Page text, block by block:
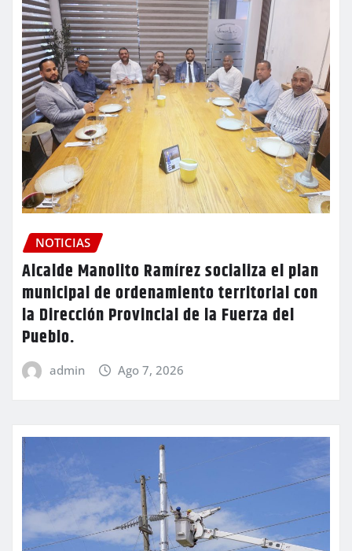
NOTICIAS
Alcalde Manolito Ramírez socializa el plan
municipal de ordenamiento territorial con
la Dirección Provincial de la Fuerza del
Pueblo.
admin Ago 7, 2026